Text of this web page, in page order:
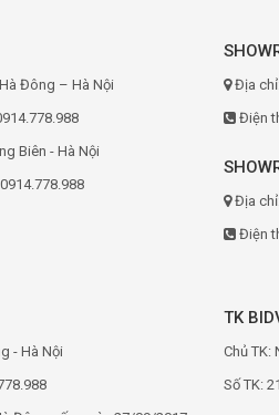
Đông – Hà Nội
Biên - Hà Nội
Địa chỉ:
Điện
Địa
Điện
- Hà Nội
TK
Chủ TK:
Số TK: